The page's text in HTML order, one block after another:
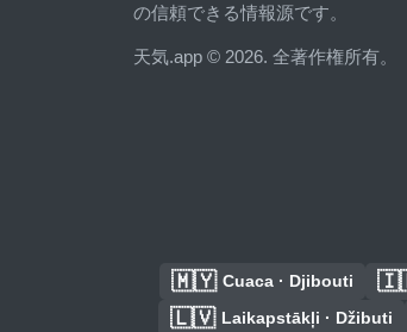
の信頼できる情報源です。
天気.app © 2026. 全著作権所有。
🇲🇾 Cuaca · Djibouti
🇱🇻 Laikapstākļi · Džibuti